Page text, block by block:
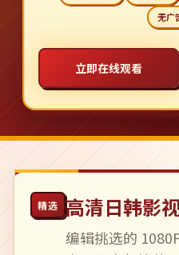
无广
立即在线观看
精选 高清日韩影
编辑挑选的